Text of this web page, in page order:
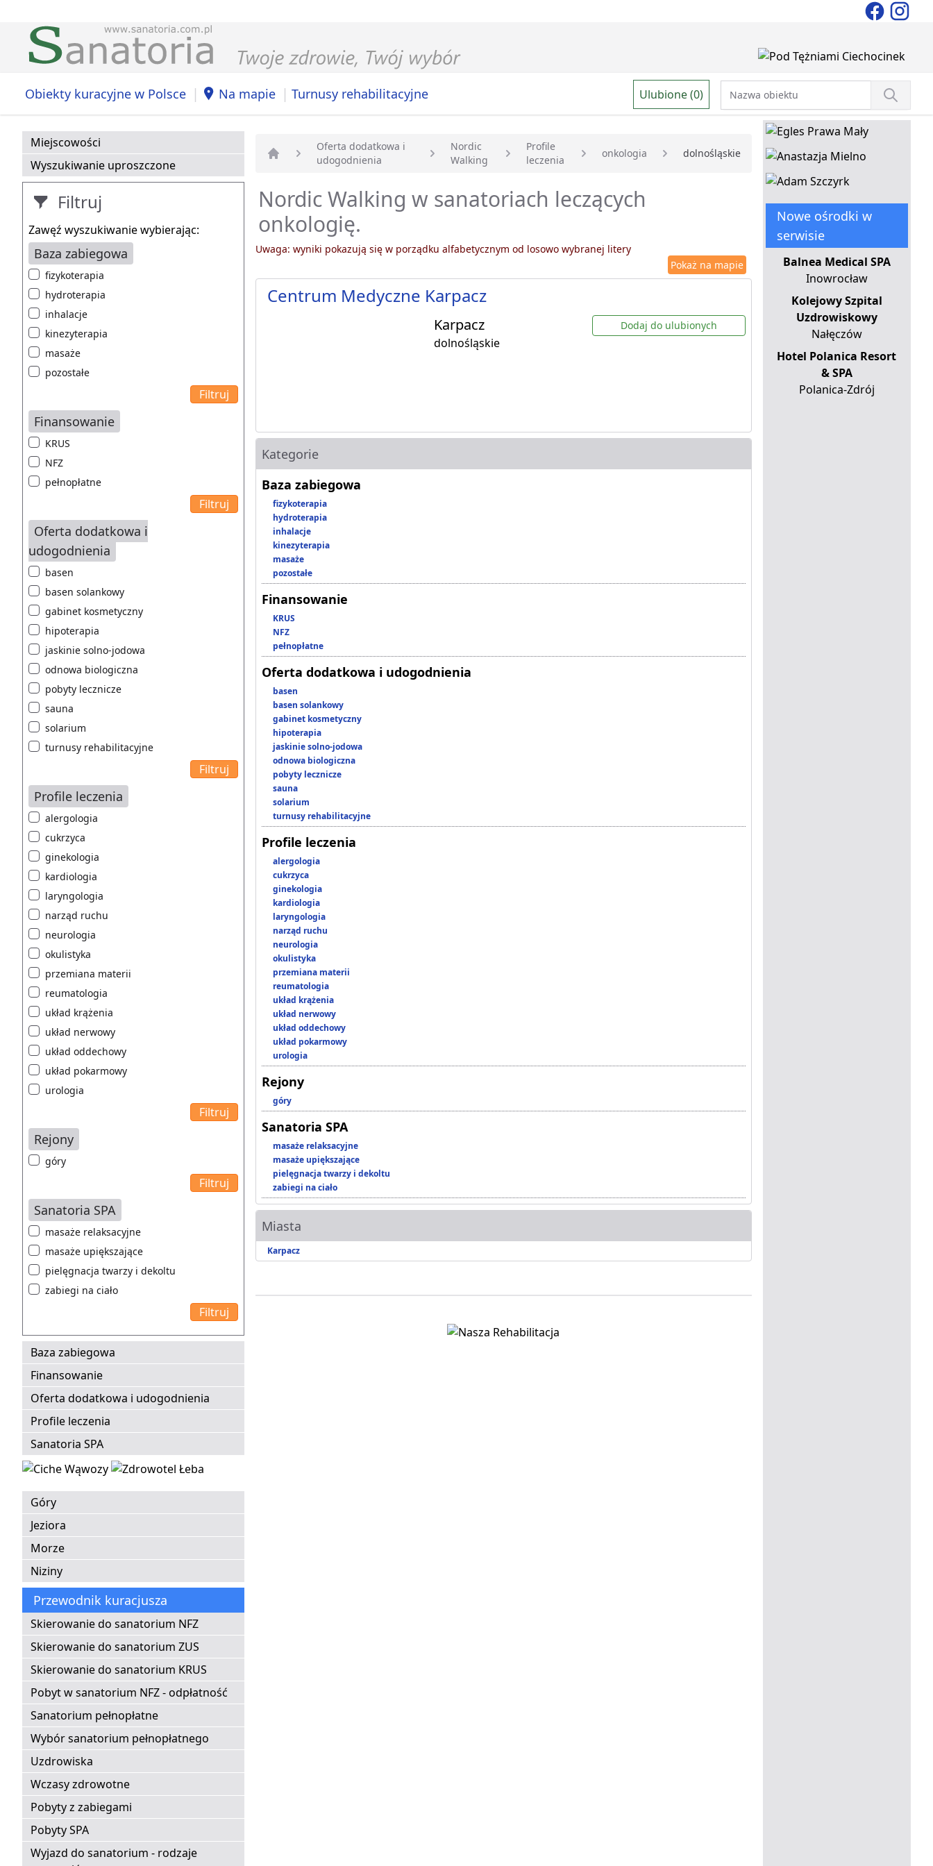
Obiekty kuracyjne w Polsce | Na mapie | Turnusy rehabilitacyjne Ulubione (0)
Miejscowości
Wyszukiwanie uproszczone
Filtruj
Zawęź wyszukiwanie wybierając:
Baza zabiegowa
fizykoterapia
hydroterapia
inhalacje
kinezyterapia
masaże
pozostałe
Finansowanie
KRUS
NFZ
pełnopłatne
Oferta dodatkowa i
udogodnienia
basen
basen solankowy
gabinet kosmetyczny
hipoterapia
jaskinie solno-jodowa
odnowa biologiczna
pobyty lecznicze
sauna
solarium
turnusy rehabilitacyjne
Profile leczenia
alergologia
cukrzyca
ginekologia
kardiologia
laryngologia
narząd ruchu
neurologia
okulistyka
przemiana materii
reumatologia
układ krążenia
układ nerwowy
układ oddechowy
układ pokarmowy
urologia
Rejony
góry
Sanatoria SPA
masaże relaksacyjne
masaże upiększające
pielęgnacja twarzy i dekoltu
zabiegi na ciało
Baza zabiegowa
Finansowanie
Oferta dodatkowa i udogodnienia
Profile leczenia
Sanatoria SPA
Góry
Jeziora
Morze
Niziny
Przewodnik kuracjusza
Skierowanie do sanatorium NFZ
Skierowanie do sanatorium ZUS
Skierowanie do sanatorium KRUS
Pobyt w sanatorium NFZ - odpłatność
Sanatorium pełnopłatne
Wybór sanatorium pełnopłatnego
Uzdrowiska
Wczasy zdrowotne
Pobyty z zabiegami
Pobyty SPA
Wyjazd do sanatorium - rodzaje
Strona główna
Oferta dodatkowa i
udogodnienia
Nordic
Walking
Profile
leczenia
onkologia dolnośląskie
Nordic Walking w sanatoriach leczących
onkologię.
Uwaga: wyniki pokazują się w porządku alfabetycznym od losowo wybranej litery
Pokaż na mapie
Centrum Medyczne Karpacz
Karpacz
dolnośląskie
Dodaj do ulubionych
Kategorie
Baza zabiegowa
fizykoterapia
hydroterapia
inhalacje
kinezyterapia
masaże
pozostałe
Finansowanie
KRUS
NFZ
pełnopłatne
Oferta dodatkowa i udogodnienia
basen
basen solankowy
gabinet kosmetyczny
hipoterapia
jaskinie solno-jodowa
odnowa biologiczna
pobyty lecznicze
sauna
solarium
turnusy rehabilitacyjne
Profile leczenia
alergologia
cukrzyca
ginekologia
kardiologia
laryngologia
narząd ruchu
neurologia
okulistyka
przemiana materii
reumatologia
układ krążenia
układ nerwowy
układ oddechowy
układ pokarmowy
urologia
Rejony
góry
Sanatoria SPA
masaże relaksacyjne
masaże upiększające
pielęgnacja twarzy i dekoltu
zabiegi na ciało
Miasta
Karpacz
Nowe ośrodki w
serwisie
Balnea Medical SPA
Inowrocław
Kolejowy Szpital
Uzdrowiskowy
Nałęczów
Hotel Polanica Resort
& SPA
Polanica-Zdrój